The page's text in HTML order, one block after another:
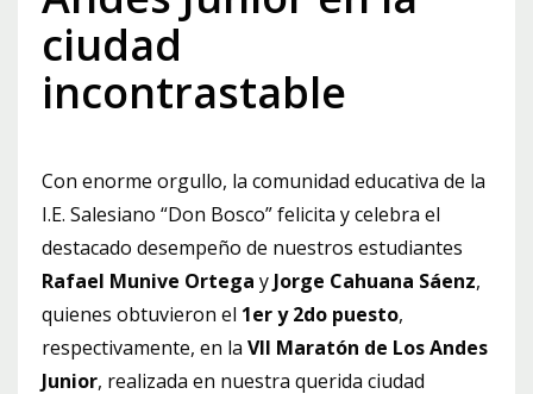
ciudad
incontrastable
Con enorme orgullo, la comunidad educativa de la
I.E. Salesiano “Don Bosco” felicita y celebra el
destacado desempeño de nuestros estudiantes
Rafael Munive Ortega y Jorge Cahuana Sáenz,
quienes obtuvieron el 1er y 2do puesto,
respectivamente, en la VII Maratón de Los Andes
Junior, realizada en nuestra querida ciudad